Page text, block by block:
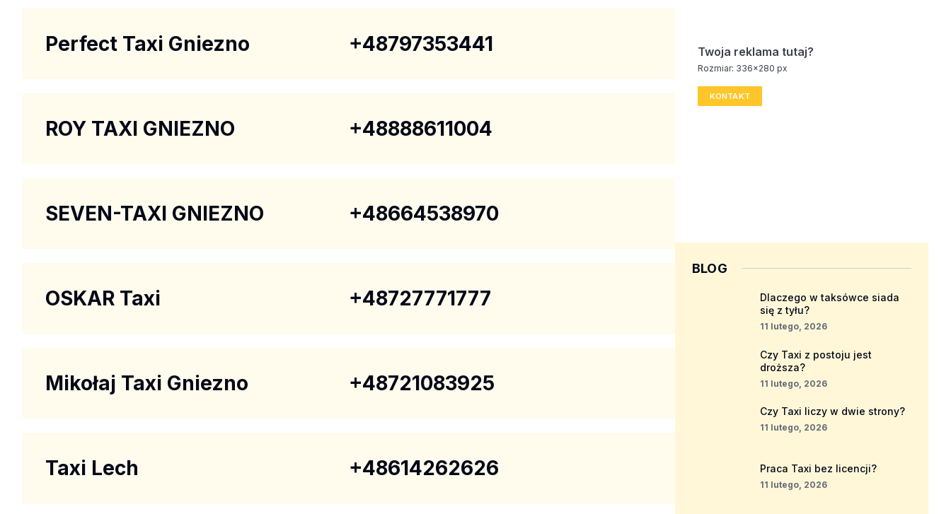
Perfect Taxi Gniezno +48797353441
ROY TAXI GNIEZNO +48888611004
SEVEN-TAXI GNIEZNO +48664538970
OSKAR Taxi +48727771777
Mikołaj Taxi Gniezno +48721083925
Taxi Lech +48614262626
Twoja reklama tutaj?
Rozmiar: 336x280 px
KONTAKT
BLOG
Dlaczego w taksówce siada
się z tyłu?
11 lutego, 2026
Czy Taxi z postoju jest
droższa?
11 lutego, 2026
Czy Taxi liczy w dwie strony?
11 lutego, 2026
Praca Taxi bez licencji?
11 lutego, 2026